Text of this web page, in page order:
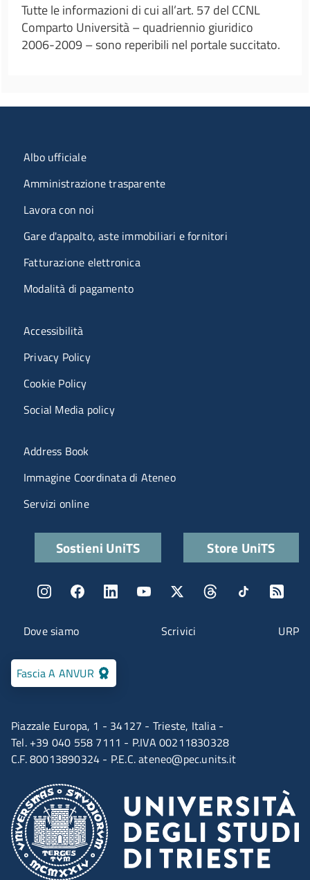
Tutte le informazioni di cui all’art. 57 del CCNL
Comparto Università – quadriennio giuridico
2006-2009 – sono reperibili nel portale succitato.
Piazzale Europa, 1 - 34127 - Trieste, Italia -
Tel. +39 040 558 7111 - P.IVA 00211830328
C.F. 80013890324 - P.E.C.ateneo@pec.units.it
Fascia A ANVUR
Menu contatti
Dove siamo Scrivici URP
Menu organizzazione
Albo ufficiale
Amministrazione trasparente
Lavora con noi
Gare d'appalto, aste immobiliari e fornitori
Fatturazione elettronica
Modalità di pagamento
Menù riferimenti
Accessibilità
Privacy Policy
Cookie Policy
Social Media policy
Menu portale
Address Book
Immagine Coordinata di Ateneo
Servizi online
Quick linksSostieni UniTS Store UniTS
Menu social